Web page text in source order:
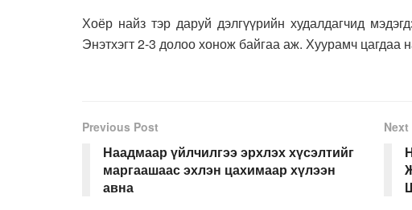
Хоёр найз тэр даруй дэлгүүрийн худалдагчид
Энэтхэгт 2-3 долоо хонож байгаа аж. Хуурамч цагдаа
Previous Post
Наадмаар үйлчилгээ эрхлэх хүсэлтийг
маргаашаас эхлэн цахимаар хүлээн
авна